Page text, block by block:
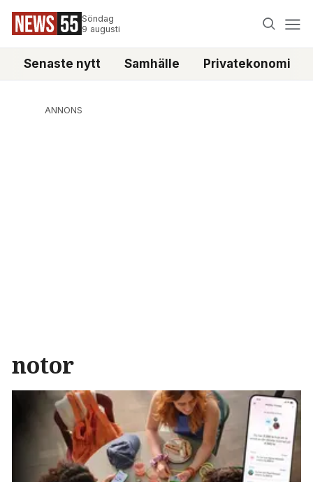
Söndag
9 augusti
Senaste nytt Samhälle Privatekonomi
ANNONS
notor